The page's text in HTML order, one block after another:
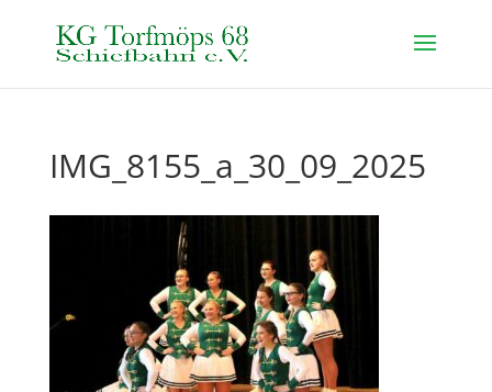
IMG_8155_a_30_09_2025